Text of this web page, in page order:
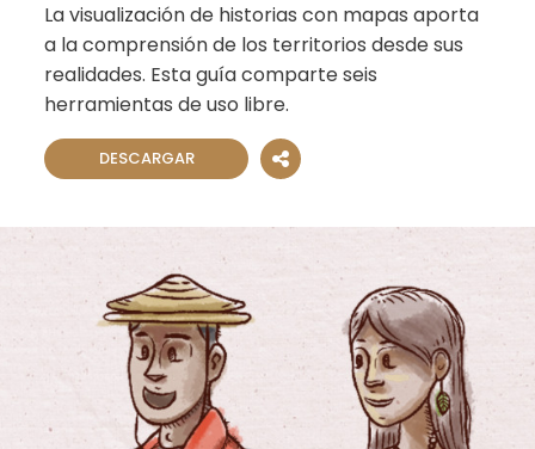
La visualización de historias con mapas aporta
a la comprensión de los territorios desde sus
realidades. Esta guía comparte seis
herramientas de uso libre.
DESCARGAR